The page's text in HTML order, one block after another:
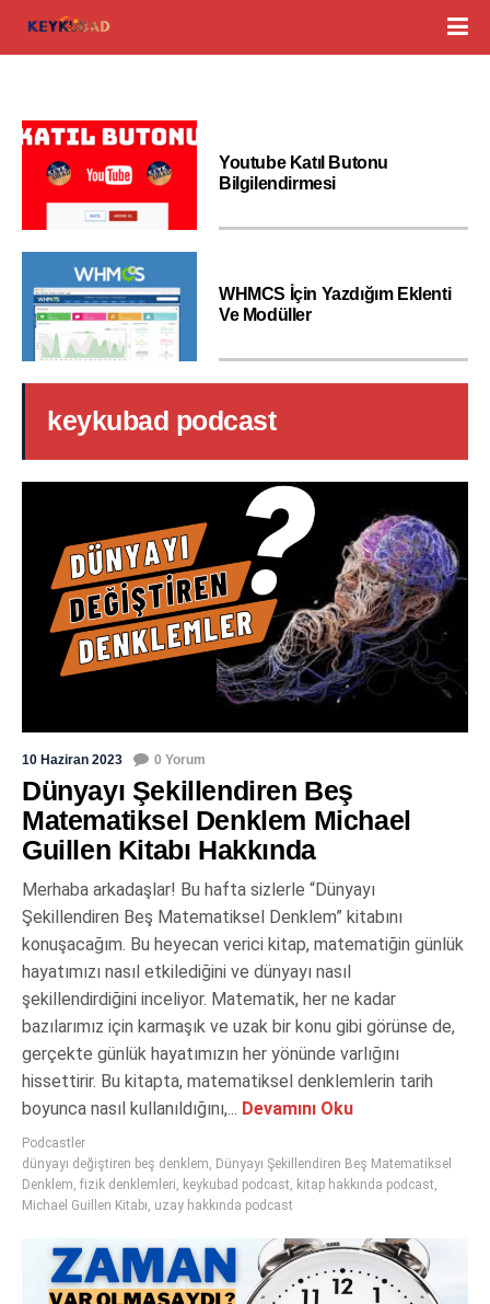
Youtube Katıl Butonu
Bilgilendirmesi
WHMCS İçin Yazdığım Eklenti
Ve Modüller
keykubad podcast
10 Haziran 2023 0 Yorum
Dünyayı Şekillendiren Beş
Matematiksel Denklem Michael
Guillen Kitabı Hakkında
Merhaba arkadaşlar! Bu hafta sizlerle “Dünyayı
Şekillendiren Beş Matematiksel Denklem” kitabını
konuşacağım. Bu heyecan verici kitap, matematiğin günlük
hayatımızı nasıl etkilediğini ve dünyayı nasıl
şekillendirdiğini inceliyor. Matematik, her ne kadar
bazılarımız için karmaşık ve uzak bir konu gibi görünse de,
gerçekte günlük hayatımızın her yönünde varlığını
hissettirir. Bu kitapta, matematiksel denklemlerin tarih
boyunca nasıl kullanıldığını,... Devamını Oku
Podcastler
dünyayı değiştiren beş denklem, Dünyayı Şekillendiren Beş Matematiksel
Denklem, fizik denklemleri, keykubad podcast, kitap hakkında podcast,
Michael Guillen Kitabı, uzay hakkında podcast